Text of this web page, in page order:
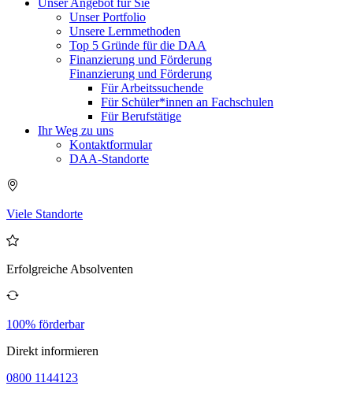
Unser Angebot für Sie
Unser Portfolio
Unsere Lernmethoden
Top 5 Gründe für die DAA
Finanzierung und Förderung
Finanzierung und Förderung
Für Arbeitssuchende
Für Schüler*innen an Fachschulen
Für Berufstätige
Ihr Weg zu uns
Kontaktformular
DAA-Standorte
Viele Standorte
Erfolgreiche Absolventen
100% förderbar
Direkt informieren
0800 1144123